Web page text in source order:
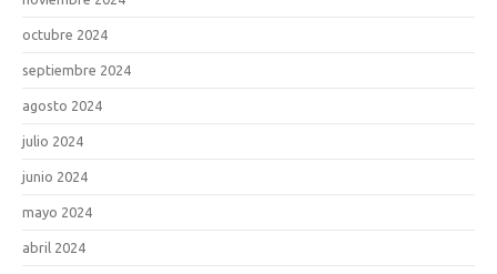
octubre 2024
septiembre 2024
agosto 2024
julio 2024
junio 2024
mayo 2024
abril 2024